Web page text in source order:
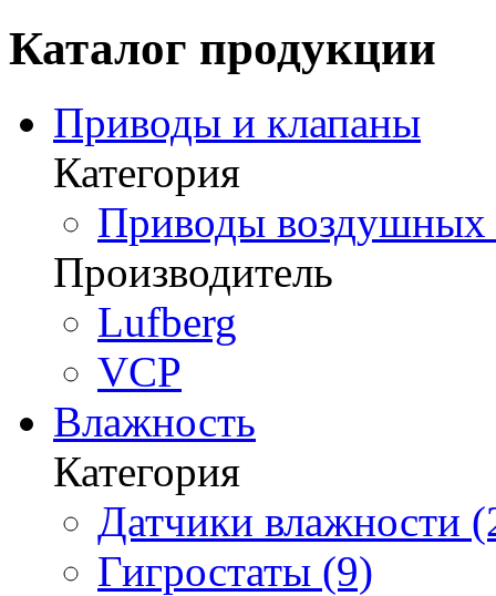
Каталог продукции
Приводы и клапаны
Категория
Приводы воздушных
Производитель
Lufberg
VCP
Влажность
Категория
Датчики влажности
Гигростаты (9)